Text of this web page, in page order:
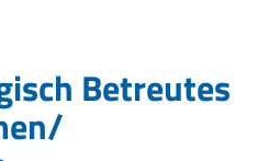
Betreutes